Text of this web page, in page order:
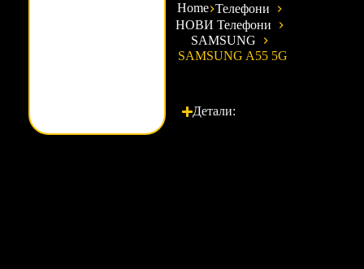
Home Телефони
НОВИ Телефони
SAMSUNG
SAMSUNG A55 5G
Детали: